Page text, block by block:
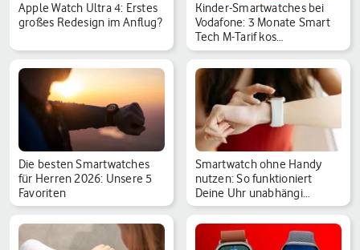
Apple Watch Ultra 4: Erstes
großes Redesign im Anflug?
Kinder-Smartwatches bei
Vodafone: 3 Monate Smart
Tech M-Tarif kos…
Die besten Smartwatches
für Herren 2026: Unsere 5
Favoriten
Smartwatch ohne Handy
nutzen: So funktioniert
Deine Uhr unabhängi…